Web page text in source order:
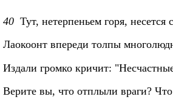
40 Тут, нетерпеньем горя, несется
Лаокоонт впереди толпы
Издали громко кричит:
Верите вы, что отплыли враги?